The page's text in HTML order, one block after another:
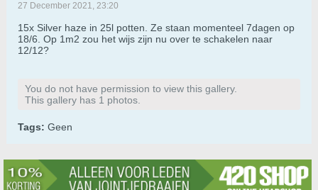
27 December 2021, 23:20
15x Silver haze in 25l potten. Ze staan momenteel 7dagen op
18/6. Op 1m2 zou het wijs zijn nu over te schakelen naar
12/12?
You do not have permission to view this gallery.
This gallery has 1 photos.
Tags: Geen